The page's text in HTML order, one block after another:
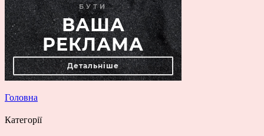
Головна
Категорії